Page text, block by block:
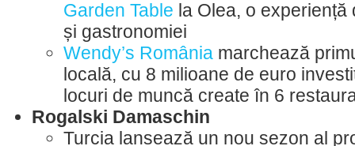
Garden Table la Olea, o
și gastronomiei
Wendy’s România marchează
locală, cu 8 milioane de euro
locuri de muncă create în 6
Rogalski Damaschin
Turcia lansează un nou sezon al